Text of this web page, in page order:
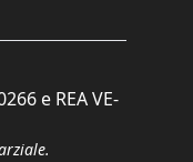
e REA VE-